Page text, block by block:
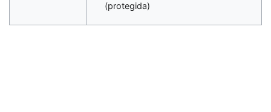
(protegida)